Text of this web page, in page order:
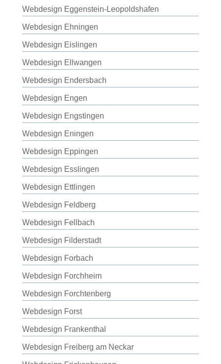
Webdesign Eggenstein-Leopoldshafen
Webdesign Ehningen
Webdesign Eislingen
Webdesign Ellwangen
Webdesign Endersbach
Webdesign Engen
Webdesign Engstingen
Webdesign Eningen
Webdesign Eppingen
Webdesign Esslingen
Webdesign Ettlingen
Webdesign Feldberg
Webdesign Fellbach
Webdesign Filderstadt
Webdesign Forbach
Webdesign Forchheim
Webdesign Forchtenberg
Webdesign Forst
Webdesign Frankenthal
Webdesign Freiberg am Neckar